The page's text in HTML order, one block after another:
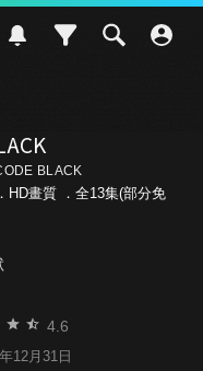
BLACK
HD畫質 ．全13集(部分免
4.6
12月31日